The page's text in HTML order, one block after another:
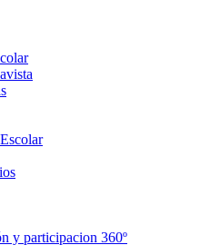
y participacion 360º